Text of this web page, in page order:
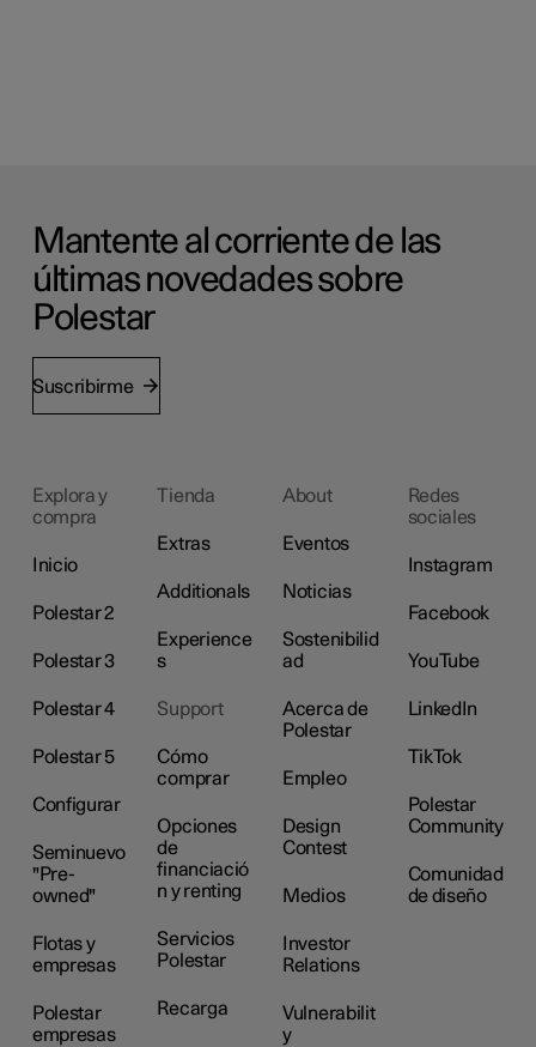
Mantente al corriente de las
últimas novedades sobre
Polestar
Suscribirme
Explora y
compra
Inicio
Polestar 2
Polestar 3
Polestar 4
Polestar 5
Configurar
Seminuevo
"Pre-
owned"
Flotas y
empresas
Polestar
empresas
Tienda
Extras
Additionals
Experience
s
Support
Cómo
comprar
Opciones
de
financiació
n y renting
Servicios
Polestar
Recarga
About
Eventos
Noticias
Sostenibilid
ad
Acerca de
Polestar
Empleo
Design
Contest
Medios
Investor
Relations
Vulnerabilit
y
Redes
sociales
Instagram
Facebook
YouTube
LinkedIn
TikTok
Polestar
Community
Comunidad
de diseño